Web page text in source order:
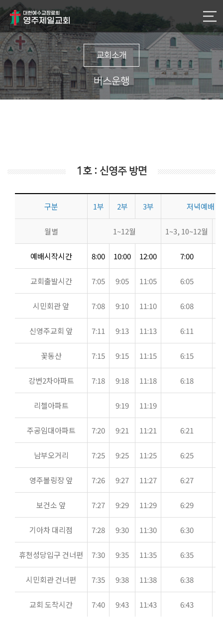
교회소개
버스운행
1호 : 신영주 방면
구분 1부 2부 3부 저녁예배
월별 1~12월 1~3, 10~12월
예배시작시간 8:00 10:00 12:00 7:00
교회출발시간 7:05 9:05 11:05 6:05
시민회관 앞 7:08 9:10 11:10 6:08
신영주교회 앞 7:11 9:13 11:13 6:11
꽃동산 7:15 9:15 11:15 6:15
강변2차아파트 7:18 9:18 11:18 6:18
리첼아파트 9:19 11:19
주공임대아파트 7:20 9:21 11:21 6:21
남부오거리 7:25 9:25 11:25 6:25
영주볼링장 앞 7:26 9:27 11:27 6:27
보건소 앞 7:27 9:29 11:29 6:29
기아차 대리점 7:28 9:30 11:30 6:30
휴천성당입구 건너편 7:30 9:35 11:35 6:35
시민회관 건너편 7:35 9:38 11:38 6:38
교회 도착시간 7:40 9:43 11:43 6:43